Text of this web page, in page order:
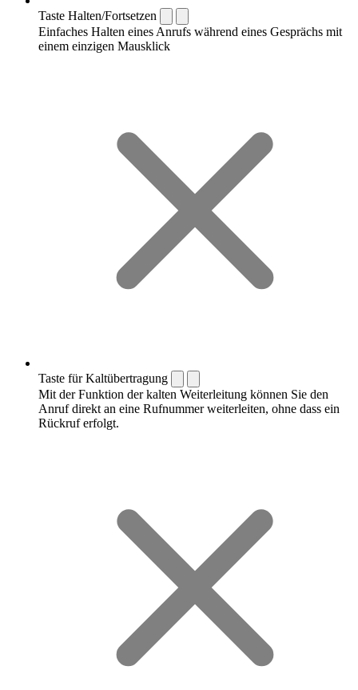
Taste Halten/Fortsetzen
Einfaches Halten eines Anrufs während eines Gesprächs mit
einem einzigen Mausklick
Taste für Kaltübertragung
Mit der Funktion der kalten Weiterleitung können Sie den
Anruf direkt an eine Rufnummer weiterleiten, ohne dass ein
Rückruf erfolgt.